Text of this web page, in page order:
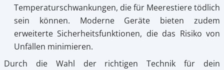
Temperaturschwankungen, die für Meerestiere tödlich
sein können. Moderne Geräte bieten zudem
erweiterte Sicherheitsfunktionen, die das Risiko von
Unfällen minimieren.
Durch die Wahl der richtigen Technik für dein